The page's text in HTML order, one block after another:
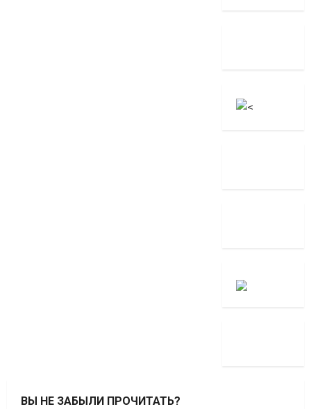
ВЫ НЕ ЗАБЫЛИ ПРОЧИТАТЬ?